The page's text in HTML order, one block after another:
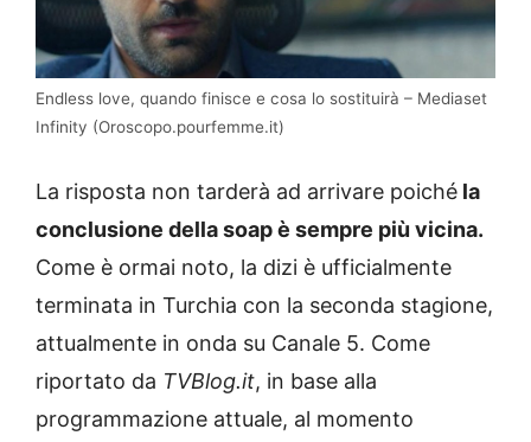
Endless love, quando finisce e cosa lo sostituirà – Mediaset
Infinity (Oroscopo.pourfemme.it)
La risposta non tarderà ad arrivare poiché la
conclusione della soap è sempre più vicina.
Come è ormai noto, la dizi è ufficialmente
terminata in Turchia con la seconda stagione,
attualmente in onda su Canale 5. Come
riportato da TVBlog.it, in base alla
programmazione attuale, al momento